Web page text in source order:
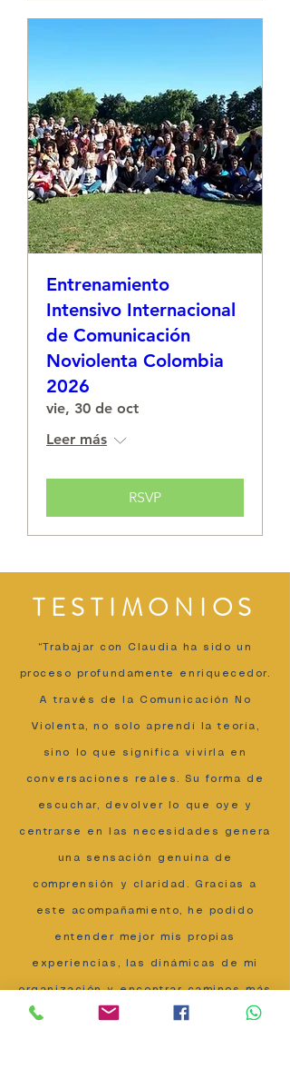
Entrenamiento
Intensivo Internacional
de Comunicación
Noviolenta Colombia
2026
vie, 30 de oct
Leer más
RSVP
TESTIMONIOS
“Trabajar con Claudia ha sido un
proceso profundamente enriquecedor.
A través de la Comunicación No
Violenta, no solo aprendí la teoría,
sino lo que significa vivirla en
conversaciones reales. Su forma de
escuchar, devolver lo que oye y
centrarse en las necesidades genera
una sensación genuina de
comprensión y claridad. Gracias a
este acompañamiento, he podido
entender mejor mis propias
experiencias, las dinámicas de mi
organización y encontrar caminos más
conscientes y efectivos para abordar